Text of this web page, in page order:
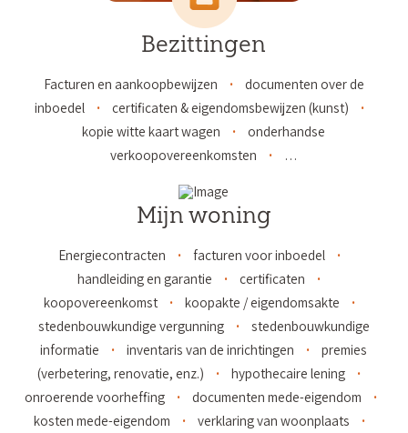
Bezittingen
Facturen en aankoopbewijzen
documenten over de
inboedel
certificaten & eigendomsbewijzen (kunst)
kopie witte kaart wagen
onderhandse
verkoopovereenkomsten
…
Mijn woning
Energiecontracten
facturen voor inboedel
handleiding en garantie
certificaten
koopovereenkomst
koopakte / eigendomsakte
stedenbouwkundige vergunning
stedenbouwkundige
informatie
inventaris van de inrichtingen
premies
(verbetering, renovatie, enz.)
hypothecaire lening
onroerende voorheffing
documenten mede-eigendom
kosten mede-eigendom
verklaring van woonplaats